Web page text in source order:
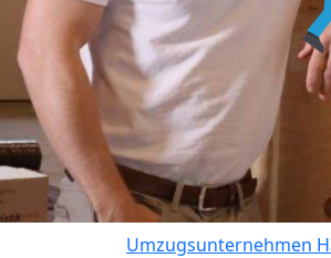
Umzugsunternehmen